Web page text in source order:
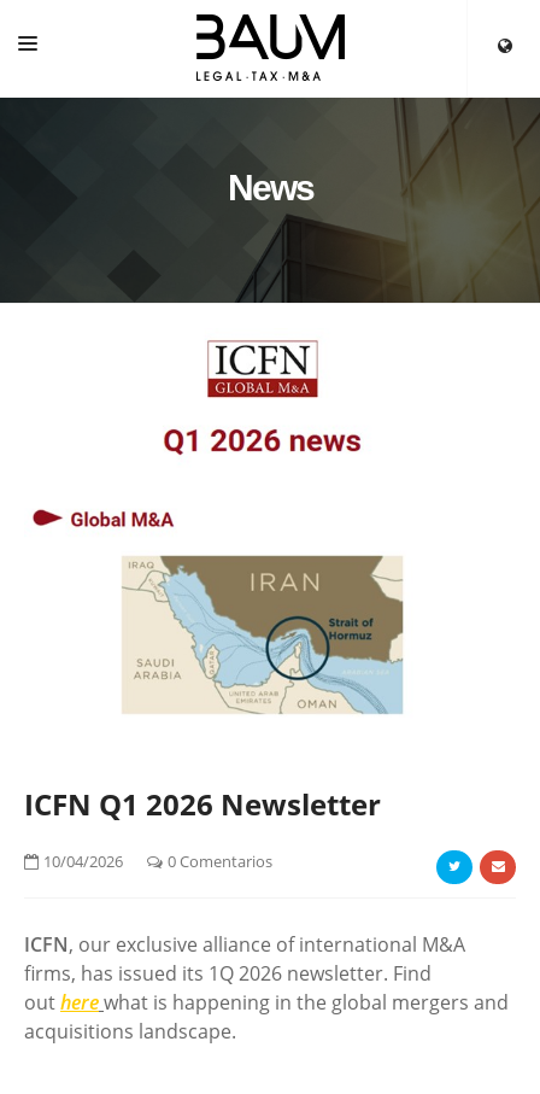
NEWS
News
ICFN Q1 2026 Newsletter
10/04/2026 0 Comentarios
ICFN, our exclusive alliance of international M&A
firms, has issued its 1Q 2026 newsletter. Find
outherewhat is happening in the global mergers and
acquisitions landscape.